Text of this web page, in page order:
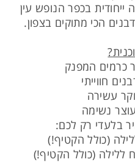
ייחודית בכפר הנופש עין
הכי מתוקים בצפון.
כרמים המפנק
חווייתי
עשירה
נשימה
בלעדי רק לכם: